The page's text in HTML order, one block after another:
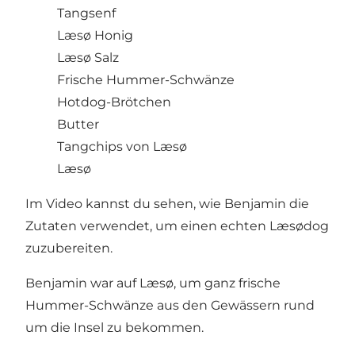
Tangsenf
Læsø Honig
Læsø Salz
Frische Hummer-Schwänze
Hotdog-Brötchen
Butter
Tangchips von Læsø
Læsø
Im Video kannst du sehen, wie Benjamin die
Zutaten verwendet, um einen echten Læsødog
zuzubereiten.
Benjamin war auf Læsø, um ganz frische
Hummer-Schwänze aus den Gewässern rund
um die Insel zu bekommen.